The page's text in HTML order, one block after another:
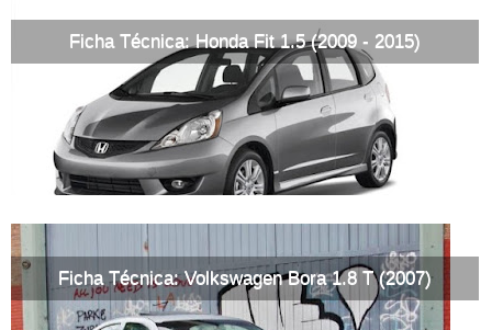
Ficha Técnica: Honda Fit 1.5 (2009 - 2015)
Ficha Técnica: Volkswagen Bora 1.8 T (2007)